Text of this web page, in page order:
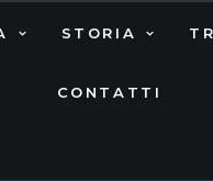
STORIA
CONTATTI